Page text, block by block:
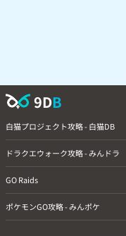
9DB
白猫プロジェクト攻略 - 白猫DB
ドラクエウォーク攻略 - みんドラ
GO Raids
ポケモンGO攻略 - みんポケ